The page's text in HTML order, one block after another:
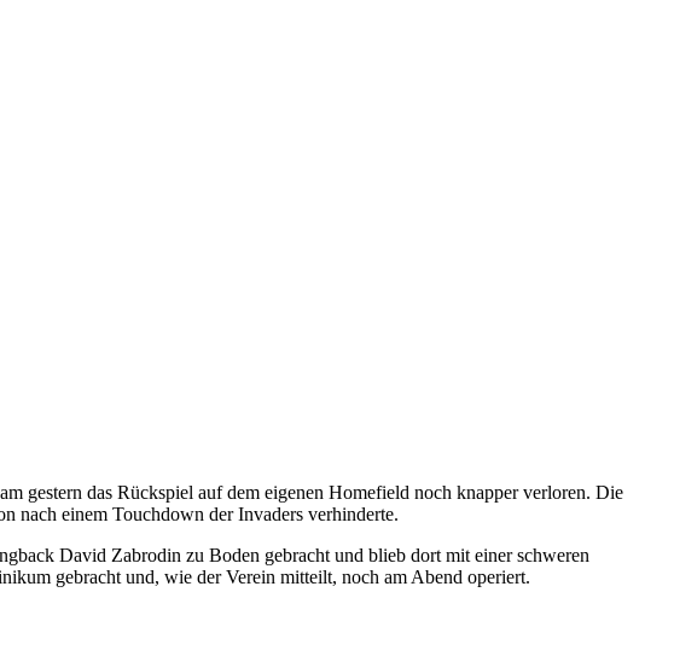
gestern das Rückspiel auf dem eigenen Homefield noch knapper verloren. Die
nach einem Touchdown der Invaders verhinderte.
David Zabrodin zu Boden gebracht und blieb dort mit einer schweren
gebracht und, wie der Verein mitteilt, noch am Abend operiert.